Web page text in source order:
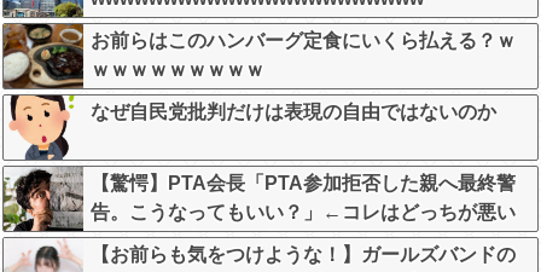
お前らはこのハンバーグ定食にいくら払える？ｗ
ｗｗｗｗｗｗｗｗｗ
なぜ自民党批判だけは表現の自由ではないのか
【驚愕】PTA会長「PTA参加拒否した親へ最終警
告。こうなってもいい？」←コレはどっちが悪い
のか？大論争が巻き起こってしまう…
【お前らも気をつけような！】ガールズバンドの